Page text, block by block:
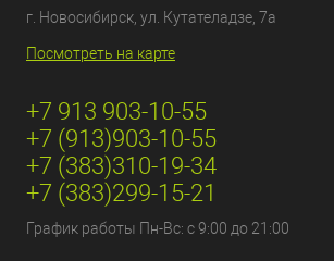
г. Новосибирск, ул. Кутателадзе, 7а
Посмотреть на карте
+7 913 903-10-55
+7 (913)903-10-55
+7 (383)310-19-34
+7 (383)299-15-21
График работы Пн-Вс: с 9:00 до 21:00